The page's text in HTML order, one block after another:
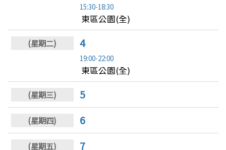
15:30-18:30
東區公園(全)
4
19:00-22:00
東區公園(全)
5
6
7